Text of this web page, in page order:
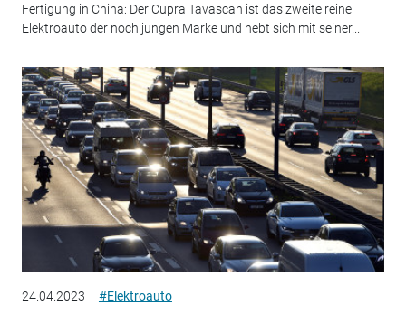
Fertigung in China: Der Cupra Tavascan ist das zweite reine
Elektroauto der noch jungen Marke und hebt sich mit seiner...
24.04.2023 #Elektroauto